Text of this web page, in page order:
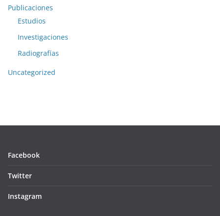
Publicaciones
Estudios
Investigaciones
Radiografías
Uncategorized
Facebook
Twitter
Instagram